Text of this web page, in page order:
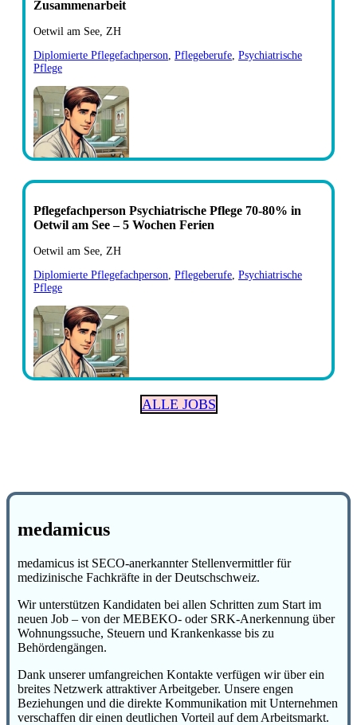
Zusammenarbeit
Oetwil am See, ZH
Diplomierte Pflegefachperson Pflegeberufe Psychiatrische
Pflege
Pflegefachperson Psychiatrische Pflege 70-80% in
Oetwil am See – 5 Wochen Ferien
Oetwil am See, ZH
Diplomierte Pflegefachperson Pflegeberufe Psychiatrische
Pflege
ALLE JOBS
medamicus
medamicus ist SECO-anerkannter Stellenvermittler für
medizinische Fachkräfte in der Deutschschweiz.
Wir unterstützen Kandidaten bei allen Schritten zum Start im
neuen Job – von der MEBEKO- oder SRK-Anerkennung über
Wohnungssuche, Steuern und Krankenkasse bis zu
Behördengängen.
Dank unserer umfangreichen Kontakte verfügen wir über ein
breites Netzwerk attraktiver Arbeitgeber. Unsere engen
Beziehungen und die direkte Kommunikation mit Unternehmen
verschaffen dir einen deutlichen Vorteil auf dem Arbeitsmarkt.